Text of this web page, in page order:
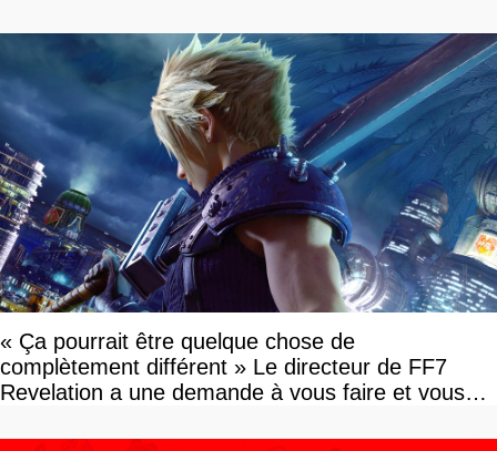
« Ça pourrait être quelque chose de
complètement différent » Le directeur de FF7
Revelation a une demande à vous faire et vous